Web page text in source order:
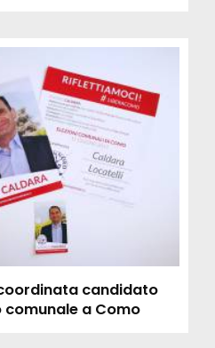
candidato
comunale a Como